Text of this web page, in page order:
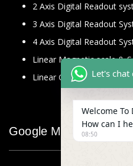
2 Axis Digital Readout
3 Axis Digital Readout
4 Axis Digital Readout
Linear Magnetic scale &
Linear Glass Scale
Google Map
Let's
Welcome To
How can I
08:50